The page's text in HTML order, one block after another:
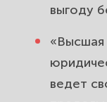
выгоду
«Высшая
ведет